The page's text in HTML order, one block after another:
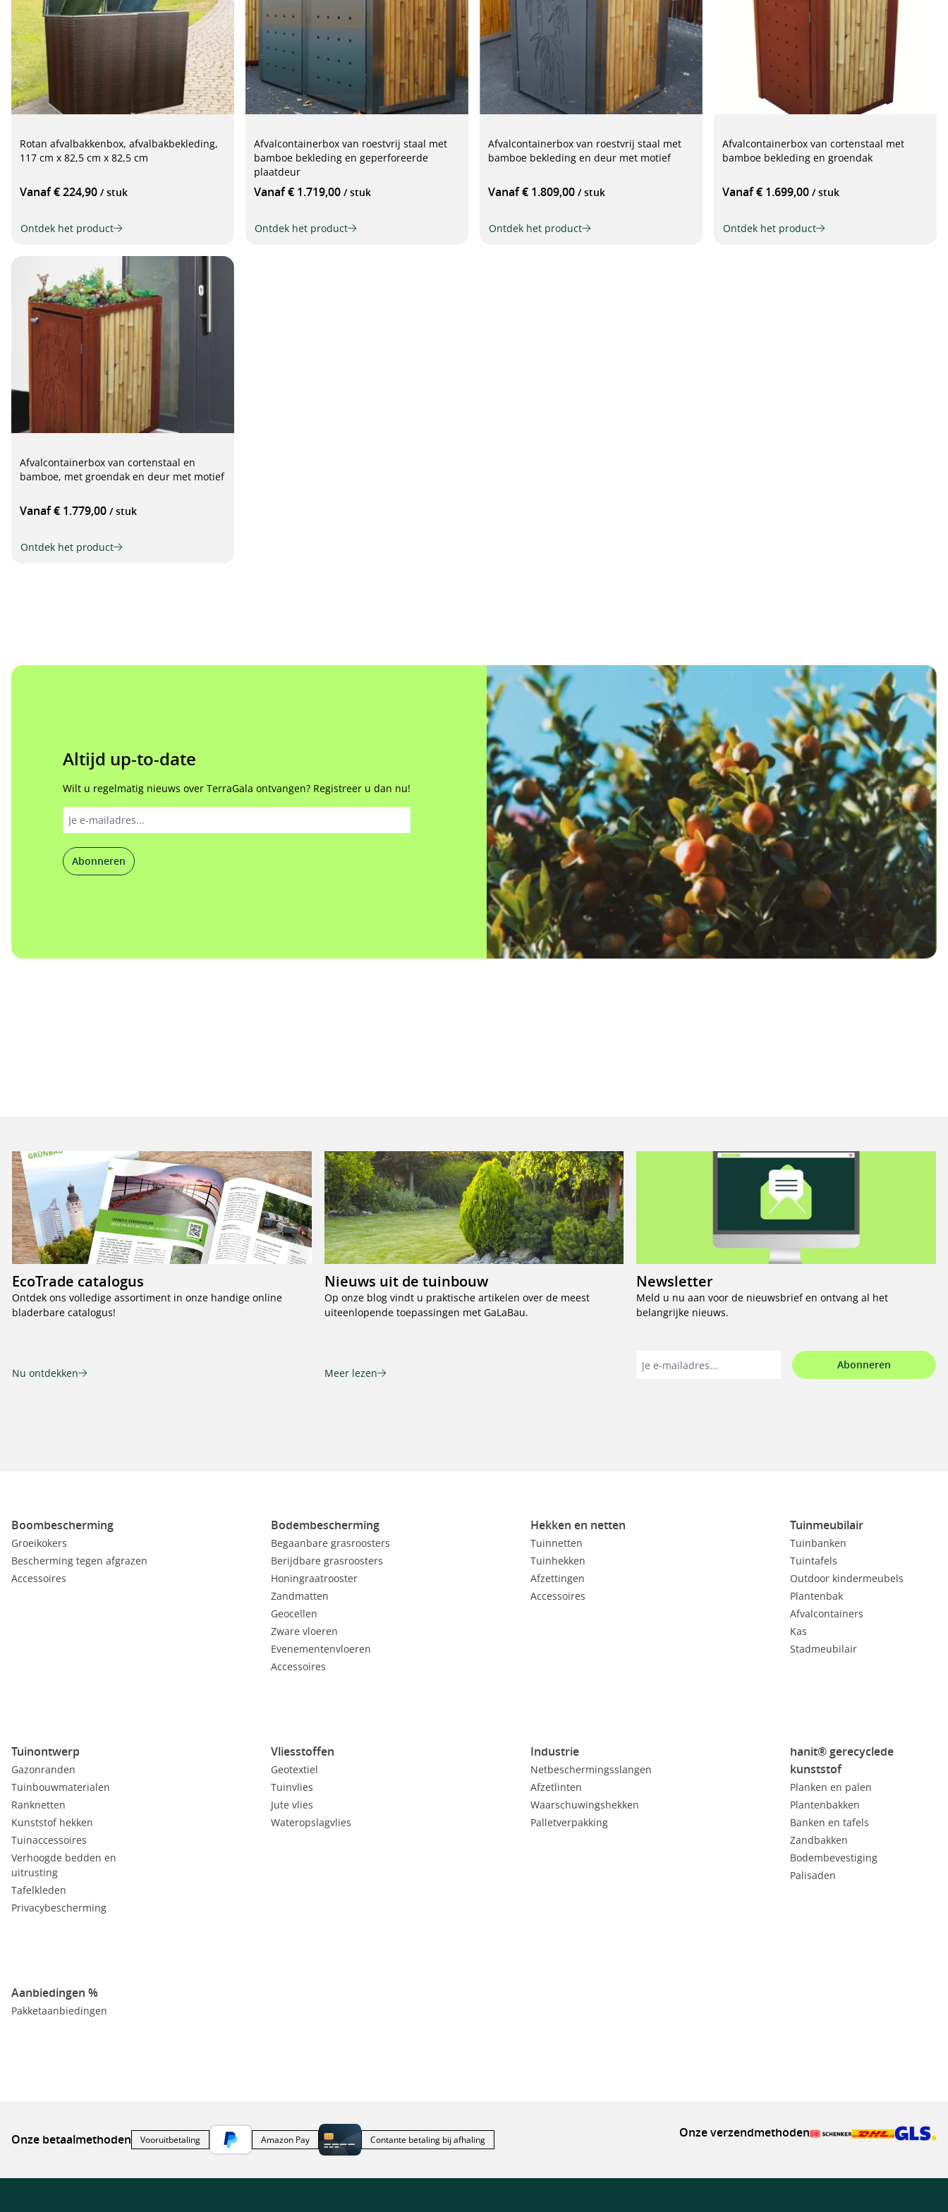
Rotan afvalbakkenbox, afvalbakbekleding,
117 cm x 82,5 cm x 82,5 cm
Vanaf € 224,90 / stuk
Ontdek het product
Afvalcontainerbox van roestvrij staal met
bamboe bekleding en geperforeerde
plaatdeur
Vanaf € 1.719,00 / stuk
Ontdek het product
Afvalcontainerbox van roestvrij staal met
bamboe bekleding en deur met motief
Vanaf € 1.809,00 / stuk
Ontdek het product
Afvalcontainerbox van cortenstaal met
bamboe bekleding en groendak
Vanaf € 1.699,00 / stuk
Ontdek het product
Afvalcontainerbox van cortenstaal en
bamboe, met groendak en deur met motief
Vanaf € 1.779,00 / stuk
Ontdek het product
Altijd up-to-date
Wilt u regelmatig nieuws over TerraGala ontvangen? Registreer u dan nu!
Abonneren
EcoTrade catalogus
Ontdek ons volledige assortiment in onze handige online
bladerbare catalogus!
Nu ontdekken
Nieuws uit de tuinbouw
Op onze blog vindt u praktische artikelen over de meest
uiteenlopende toepassingen met GaLaBau.
Meer lezen
Newsletter
Meld u nu aan voor de nieuwsbrief en ontvang al het
belangrijke nieuws.
Abonneren
Boombescherming
Groeikokers
Bescherming tegen afgrazen
Accessoires
Bodembescherming
Begaanbare grasroosters
Berijdbare grasroosters
Honingraatrooster
Zandmatten
Geocellen
Zware vloeren
Evenementenvloeren
Accessoires
Hekken en netten
Tuinnetten
Tuinhekken
Afzettingen
Accessoires
Tuinmeubilair
Tuinbanken
Tuintafels
Outdoor kindermeubels
Plantenbak
Afvalcontainers
Kas
Stadmeubilair
Tuinontwerp
Gazonranden
Tuinbouwmaterialen
Ranknetten
Kunststof hekken
Tuinaccessoires
Verhoogde bedden en
uitrusting
Tafelkleden
Privacybescherming
Vliesstoffen
Geotextiel
Tuinvlies
Jute vlies
Wateropslagvlies
Industrie
Netbeschermingsslangen
Afzetlinten
Waarschuwingshekken
Palletverpakking
hanit® gerecyclede
kunststof
Planken en palen
Plantenbakken
Banken en tafels
Zandbakken
Bodembevestiging
Palisaden
Aanbiedingen %
Pakketaanbiedingen
Onze betaalmethoden Vooruitbetaling Amazon Pay Contante betaling bij afhaling Onze verzendmethoden